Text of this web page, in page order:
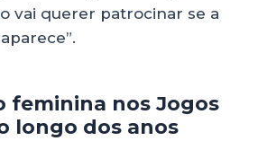
vai querer patrocinar se a
feminina nos Jogos
longo dos anos